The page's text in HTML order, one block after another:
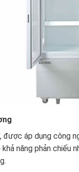
được áp dụng công
khả năng phản